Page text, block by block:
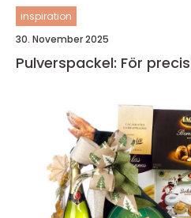
inspiration
30. November 2025
Pulverspackel: För